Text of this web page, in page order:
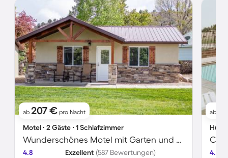
ab 207 € pro Nacht
Motel ∙ 2 Gäste ∙ 1 Schlafzimmer
Wunderschönes Motel mit Garten und Terrasse | Bergblick
4.8 Exzellent (587 Bewertungen)
ab
Hütte
4.3